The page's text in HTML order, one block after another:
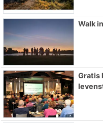
Walk
Gratis